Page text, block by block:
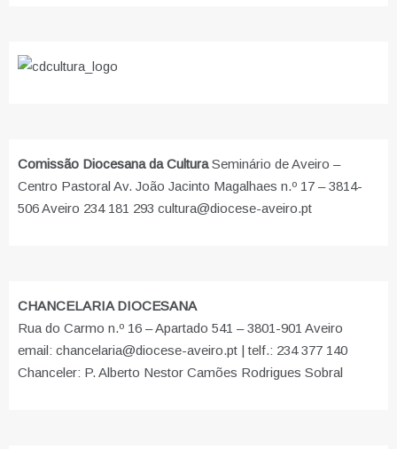
Comissão Diocesana da CulturaSeminário de Aveiro –
Centro Pastoral Av. João Jacinto Magalhaes n.º 17 – 3814-
506 Aveiro 234 181 293 cultura@diocese-aveiro.pt
CHANCELARIA DIOCESANA
Rua do Carmo n.º 16 – Apartado 541 – 3801-901 Aveiro
email: chancelaria@diocese-aveiro.pt | telf.: 234 377 140
Chanceler: P. Alberto Nestor Camões Rodrigues Sobral